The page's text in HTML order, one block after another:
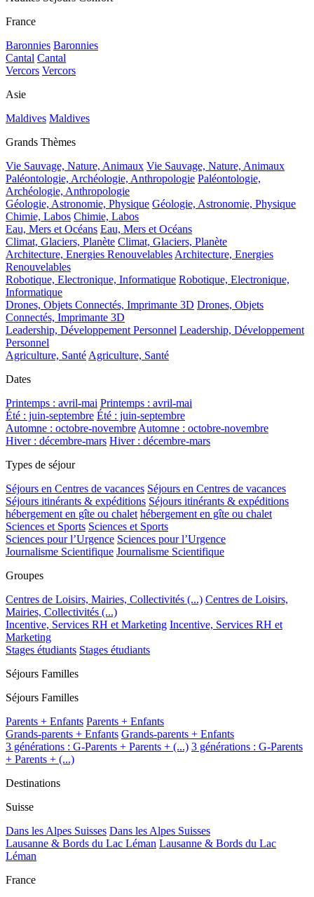
France
Baronnies Baronnies
Cantal Cantal
Vercors Vercors
Asie
Maldives Maldives
Grands Thèmes
Vie Sauvage, Nature, Animaux Vie Sauvage, Nature, Animaux
Paléontologie, Archéologie, Anthropologie Paléontologie,
Archéologie, Anthropologie
Géologie, Astronomie, Physique Géologie, Astronomie, Physique
Chimie, Labos Chimie, Labos
Eau, Mers et Océans Eau, Mers et Océans
Climat, Glaciers, Planète Climat, Glaciers, Planète
Architecture, Energies RenouvelablesArchitecture, Energies
Renouvelables
Robotique, Electronique, Informatique Robotique, Electronique,
Informatique
Drones, Objets Connectés, Imprimante 3D Drones, Objets
Connectés, Imprimante 3D
Leadership, Développement Personnel Leadership, Développement
Personnel
Agriculture, SantéAgriculture, Santé
Dates
Printemps : avril-mai Printemps : avril-mai
Été : juin-septembre Été : juin-septembre
Automne : octobre-novembreAutomne : octobre-novembre
Hiver : décembre-mars Hiver : décembre-mars
Types de séjour
Séjours en Centres de vacances Séjours en Centres de vacances
Séjours itinérants & expéditions Séjours itinérants & expéditions
hébergement en gîte ou chalet hébergement en gîte ou chalet
Sciences et Sports Sciences et Sports
Sciences pour l’Urgence Sciences pour l’Urgence
Journalisme Scientifique Journalisme Scientifique
Groupes
Centres de Loisirs, Mairies, Collectivités (...) Centres de Loisirs,
Mairies, Collectivités (...)
Incentive, Services RH et Marketing Incentive, Services RH et
Marketing
Stages étudiants Stages étudiants
Séjours Familles
Séjours Familles
Parents + Enfants Parents + Enfants
Grands-parents + Enfants Grands-parents + Enfants
3 générations : G-Parents + Parents + (...) 3 générations : G-Parents
+ Parents + (...)
Destinations
Suisse
Dans les Alpes Suisses Dans les Alpes Suisses
Lausanne & Bords du Lac Léman Lausanne & Bords du Lac
Léman
France